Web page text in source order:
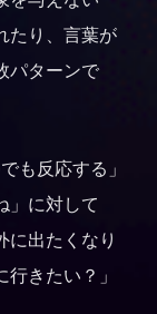
たり、言葉が
パターンで
も反応する」
」に対して
に出たくなり
きたい？」